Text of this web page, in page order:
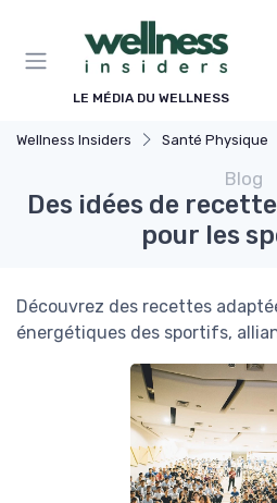
LE MÉDIA DU WELLNESS
Wellness Insiders Santé Physique
Blog
Des idées de
pour les
Découvrez des recettes
énergétiques des sportifs,